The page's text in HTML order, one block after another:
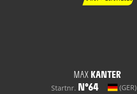
MAX KANTER
Startnr. N°64 (GER)